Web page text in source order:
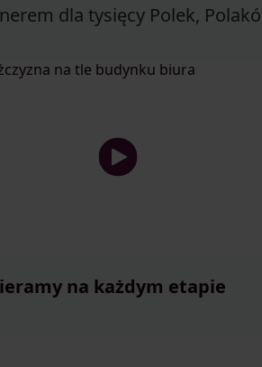
dla tysięcy Polek,
na każdym etapie